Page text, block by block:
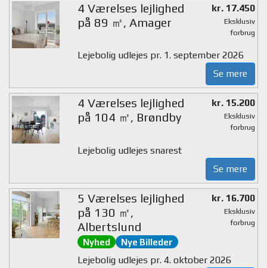
4 Værelses lejlighed
på 89 ㎡, Amager
kr. 17.450
Eksklusiv
forbrug
Lejebolig udlejes pr. 1. september 2026
Se mere
4 Værelses lejlighed
på 104 ㎡, Brøndby
kr. 15.200
Eksklusiv
forbrug
Lejebolig udlejes snarest
Se mere
5 Værelses lejlighed
på 130 ㎡,
Albertslund
Nyhed Nye Billeder
kr. 16.700
Eksklusiv
forbrug
Lejebolig udlejes pr. 4. oktober 2026